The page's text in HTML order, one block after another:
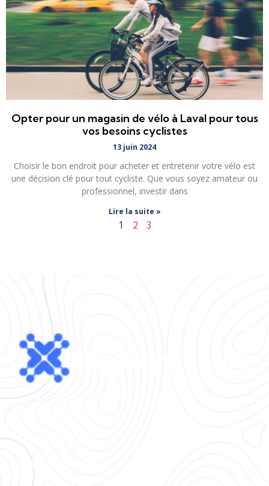
Opter pour un magasin de vélo à Laval pour tous
vos besoins cyclistes
13 juin 2024
Choisir le bon endroit pour acheter et entretenir votre vélo est
une décision clé pour tout cycliste. Que vous soyez amateur ou
professionnel, investir dans
Lire la suite »
1 2 3